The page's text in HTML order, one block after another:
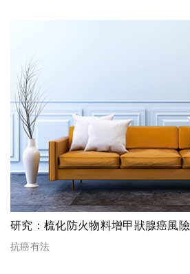
研究：梳化防火物料增甲狀腺癌風
抗癌有法